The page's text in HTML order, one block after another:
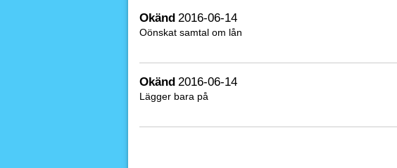
Okänd 2016-06-14
Oönskat samtal om lån
Okänd 2016-06-14
Lägger bara på